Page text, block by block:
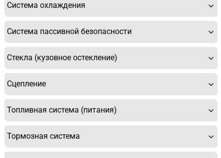
Система охлаждения
Система пассивной безопасности
Стекла (кузовное остекление)
Сцепление
Топливная система (питания)
Тормозная система
Спасибо, мне это не нужно!